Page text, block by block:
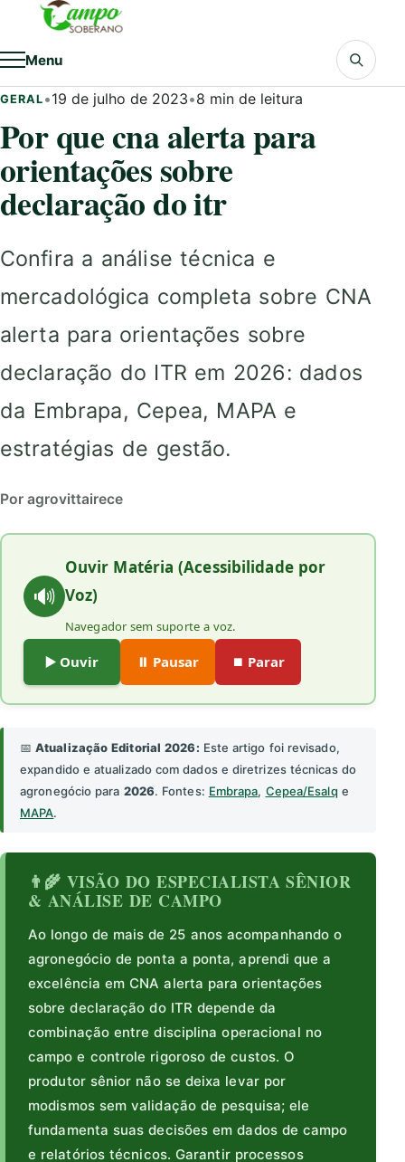
Pular para o conteúdo
Menu
GERAL •19 de julho de 2023•8 min de leitura
Por que cna alerta para
orientações sobre
declaração do itr
Confira a análise técnica e
mercadológica completa sobre CNA
alerta para orientações sobre
declaração do ITR em 2026: dados
da Embrapa, Cepea, MAPA e
estratégias de gestão.
Por agrovittairece
🔊
Ouvir Matéria (Acessibilidade por
Voz)
Navegador sem suporte a voz.
▶️ Ouvir ⏸️ Pausar ⏹️ Parar
📅Atualização Editorial 2026: Este artigo foi revisado,
expandido e atualizado com dados e diretrizes técnicas do
agronegócio para 2026. Fontes: Embrapa, Cepea/Esalq e
MAPA.
👨‍🌾 VISÃO DO ESPECIALISTA SÊNIOR
& ANÁLISE DE CAMPO
Ao longo de mais de 25 anos acompanhando o
agronegócio de ponta a ponta, aprendi que a
excelência em CNA alerta para orientações
sobre declaração do ITR depende da
combinação entre disciplina operacional no
campo e controle rigoroso de custos. O
produtor sênior não se deixa levar por
modismos sem validação de pesquisa; ele
fundamenta suas decisões em dados de campo
e relatórios técnicos. Garantir processos